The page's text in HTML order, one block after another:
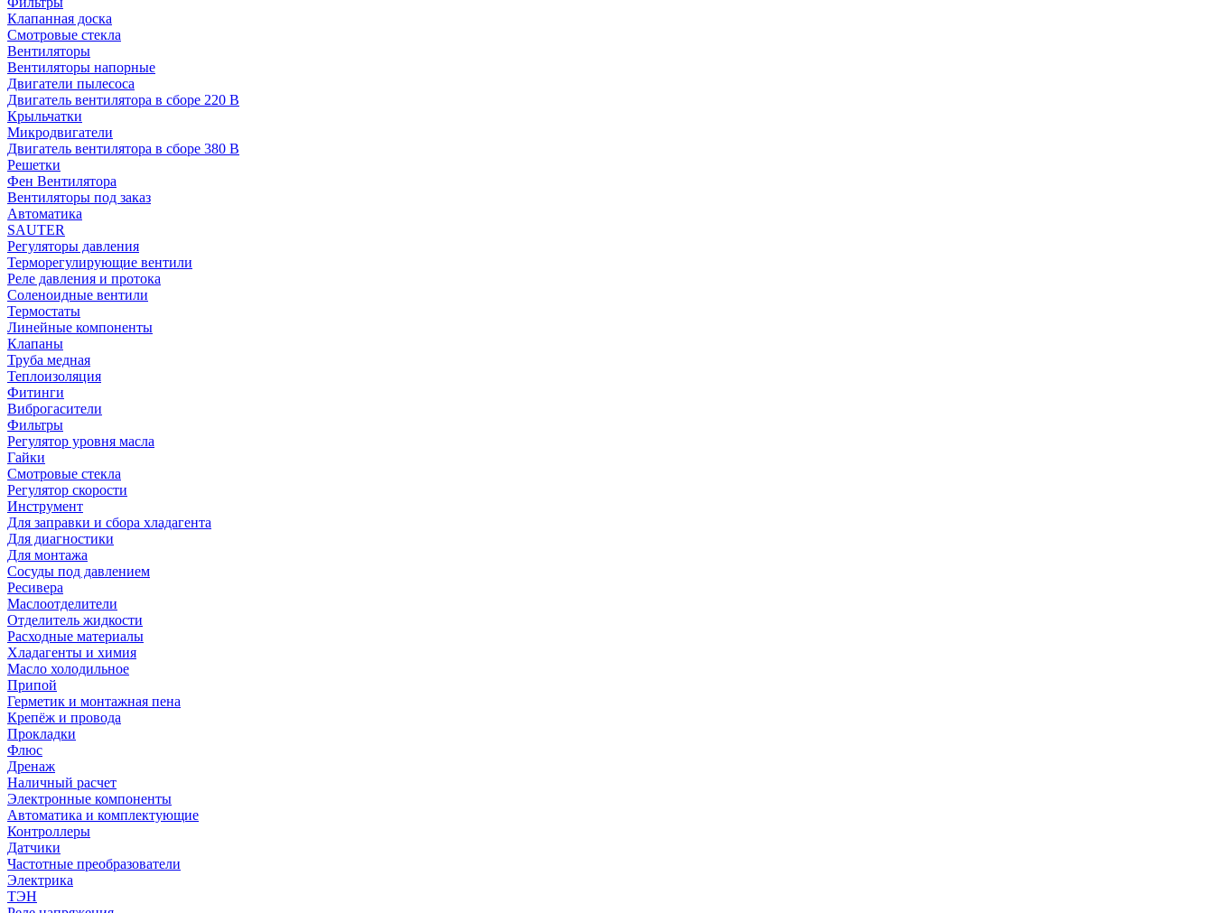
Клапанная доска
Смотровые стекла
Вентиляторы
Вентиляторы напорные
Двигатели пылесоса
Двигатель вентилятора в сборе 220 В
Крыльчатки
Микродвигатели
Двигатель вентилятора в сборе 380 В
Решетки
Фен Вентилятора
Вентиляторы под заказ
Автоматика
SAUTER
Регуляторы давления
Терморегулирующие вентили
Реле давления и протока
Соленоидные вентили
Термостаты
Линейные компоненты
Клапаны
Труба медная
Теплоизоляция
Фитинги
Виброгасители
Фильтры
Регулятор уровня масла
Гайки
Смотровые стекла
Регулятор скорости
Инструмент
Для заправки и сбора хладагента
Для диагностики
Для монтажа
Сосуды под давлением
Ресивера
Маслоотделители
Отделитель жидкости
Расходные материалы
Хладагенты и химия
Масло холодильное
Припой
Герметик и монтажная пена
Крепёж и провода
Прокладки
Флюс
Дренаж
Наличный расчет
Электронные компоненты
Автоматика и комплектующие
Контроллеры
Датчики
Частотные преобразователи
Электрика
ТЭН